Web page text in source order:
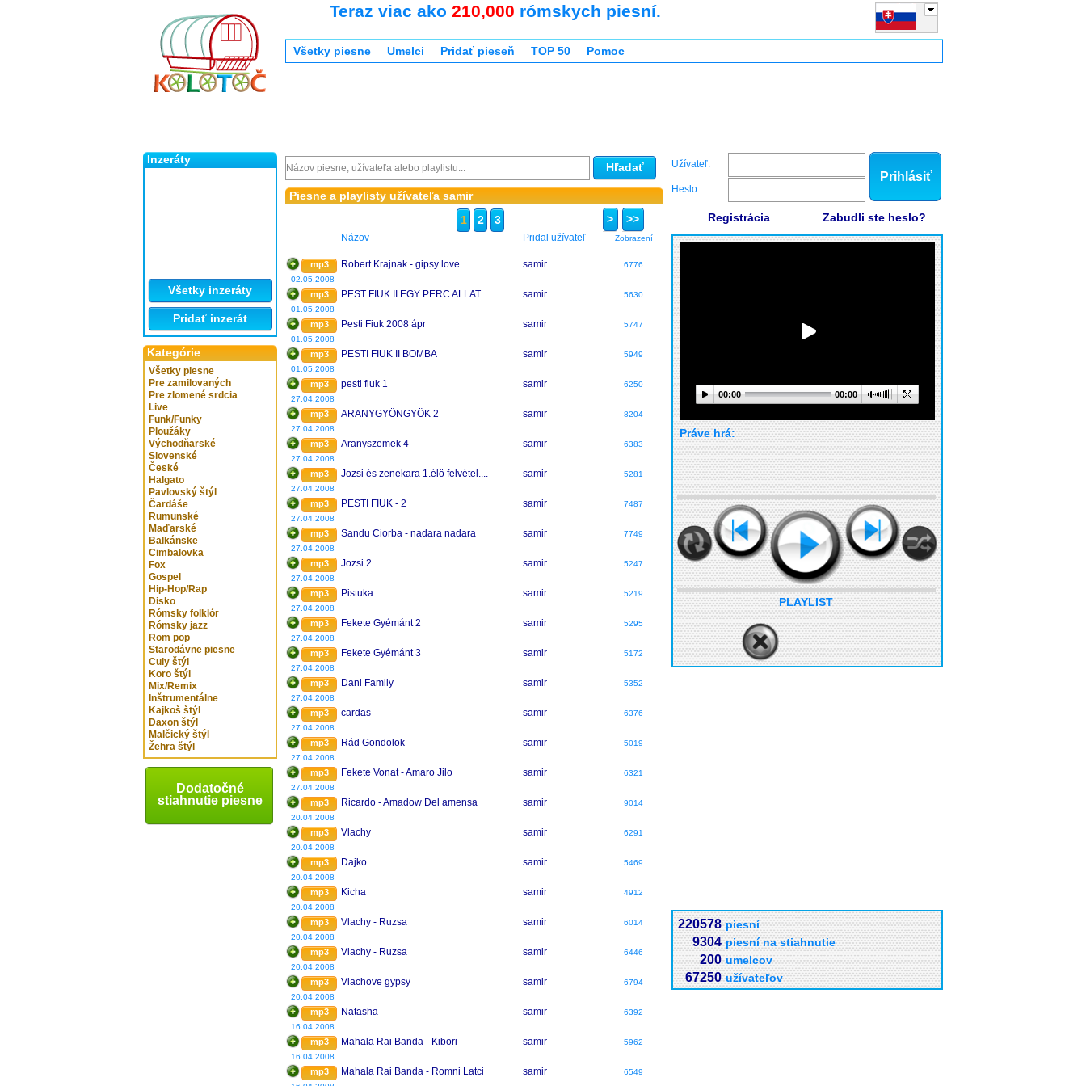
Inzeráty
Všetky inzeráty
Pridať inzerát
Kategórie
Všetky piesne
Pre zamilovaných
Pre zlomené srdcia
Live
Funk/Funky
Ploužáky
Východňarské
Slovenské
České
Halgato
Pavlovský štýl
Čardáše
Rumunské
Maďarské
Balkánske
Cimbalovka
Fox
Gospel
Hip-Hop/Rap
Disko
Rómsky folklór
Rómsky jazz
Rom pop
Starodávne piesne
Culy štýl
Koro štýl
Mix/Remix
Inštrumentálne
Kajkoš štýl
Daxon štýl
Malčický štýl
Žehra štýl
Dodatočné
stiahnutie piesne
Teraz viac ako 210,000 rómskych piesní.
Všetky piesne Umelci Pridať pieseň TOP 50 Pomoc
Hľadať
Piesne a playlisty užívateľa samir
1
2 3 > >>
Názov Pridal užívateľ Zobrazení
mp3
02.05.2008
Robert Krajnak - gipsy love samir 6776
mp3
01.05.2008
PEST FIUK II EGY PERC ALLAT samir 5630
mp3
01.05.2008
Pesti Fiuk 2008 ápr samir 5747
mp3
01.05.2008
PESTI FIUK II BOMBA samir 5949
mp3
27.04.2008
pesti fiuk 1 samir 6250
mp3
27.04.2008
ARANYGYÖNGYÖK 2 samir 8204
mp3
27.04.2008
Aranyszemek 4 samir 6383
mp3
27.04.2008
Jozsi és zenekara 1.élö felvétel.... samir 5281
mp3
27.04.2008
PESTI FIUK - 2 samir 7487
mp3
27.04.2008
Sandu Ciorba - nadara nadara samir 7749
mp3
27.04.2008
Jozsi 2 samir 5247
mp3
27.04.2008
Pistuka samir 5219
mp3
27.04.2008
Fekete Gyémánt 2 samir 5295
mp3
27.04.2008
Fekete Gyémánt 3 samir 5172
mp3
27.04.2008
Dani Family samir 5352
mp3
27.04.2008
cardas samir 6376
mp3
27.04.2008
Rád Gondolok samir 5019
mp3
27.04.2008
Fekete Vonat - Amaro Jilo samir 6321
mp3
20.04.2008
Ricardo - Amadow Del amensa samir 9014
mp3
20.04.2008
Vlachy samir 6291
mp3
20.04.2008
Dajko samir 5469
mp3
20.04.2008
Kicha samir 4912
mp3
20.04.2008
Vlachy - Ruzsa samir 6014
mp3
20.04.2008
Vlachy - Ruzsa samir 6446
mp3
20.04.2008
Vlachove gypsy samir 6794
mp3
16.04.2008
Natasha samir 6392
mp3
16.04.2008
Mahala Rai Banda - Kibori samir 5962
mp3 Mahala Rai Banda - Romni Latci samir 6549
Užívateľ:
Heslo:
Prihlásiť
Registrácia Zabudli ste heslo?
00:00 00:00
Práve hrá:
PLAYLIST
220578 piesní
9304 piesní na stiahnutie
200 umelcov
67250 užívateľov